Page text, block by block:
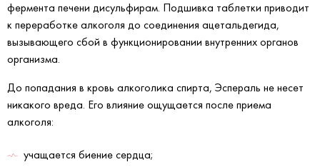
фермента печени дисульфирам. Подшивка таблетки приводит
к переработке алкоголя до соединения ацетальдегида,
вызывающего сбой в функционировании внутренних органов
организма.
До попадания в кровь алкоголика спирта, Эспераль не несет
никакого вреда. Его влияние ощущается после приема
алкоголя:
учащается биение сердца;